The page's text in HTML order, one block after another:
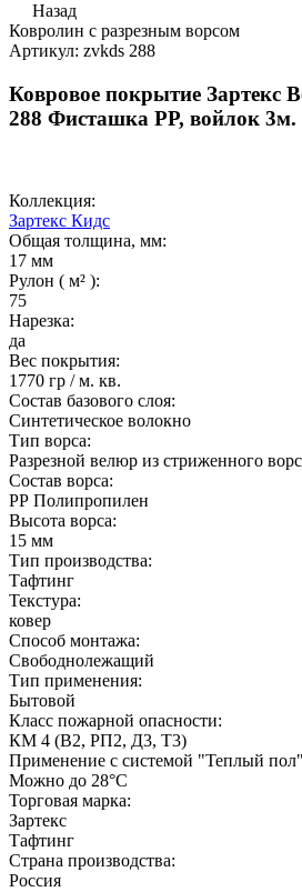
Назад
Ковролин с разрезным ворсом
Артикул: zvkds 288
Ковровое покрытие Зартекс
288 Фисташка PP, войлок 3м.
Коллекция:
Зартекс Кидс
Общая толщина, мм:
17 мм
Рулон ( м² ):
75
Нарезка:
да
Вес покрытия:
1770 гр / м. кв.
Состав базового слоя:
Синтетическое волокно
Тип ворса:
Разрезной велюр из стриженного
Состав ворса:
РР Полипропилен
Высота ворса:
15 мм
Тип производства:
Тафтинг
Текстура:
ковер
Способ монтажа:
Свободнолежащий
Тип применения:
Бытовой
Класс пожарной опасности:
КМ 4 (В2, РП2, Д3, Т3)
Применение с системой "Теплый
Можно до 28°С
Торговая марка:
Зартекс
Тафтинг
Страна производства:
Россия